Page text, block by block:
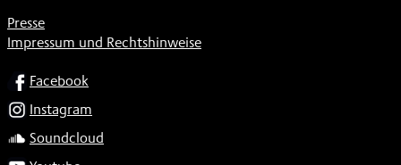
Presse
Impressum und Rechtshinweise
SOCIALFacebook
Instagram
Soundcloud